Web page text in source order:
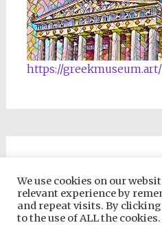
https://greekmuseum.art/
We use cookies on our
relevant experience by
and repeat visits. By clicking
to the use of ALL the